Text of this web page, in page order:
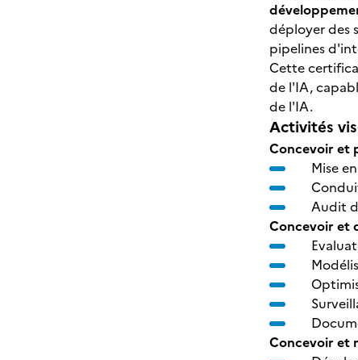
déployer des
pipelines
Cette
de l'IA,
de l'IA.
Activités
Concevoir et
Mise
Audit
Concevoir et
Concevoir et